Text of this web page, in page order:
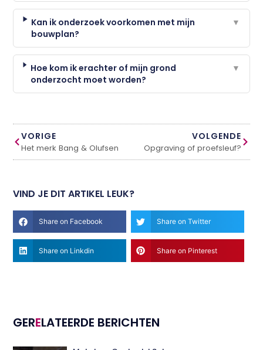
Kan ik onderzoek voorkomen met mijn
bouwplan?
▼
Hoe kom ik erachter of mijn grond
onderzocht moet worden?
▼
VORIGE
Het merk Bang & Olufsen
VOLGENDE
Opgraving of proefsleuf?
VIND JE DIT ARTIKEL LEUK?
Share on Facebook Share on Twitter
Share on Linkdin Share on Pinterest
GERELATEERDE BERICHTEN